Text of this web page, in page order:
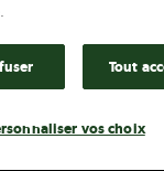
Tout
vos choix